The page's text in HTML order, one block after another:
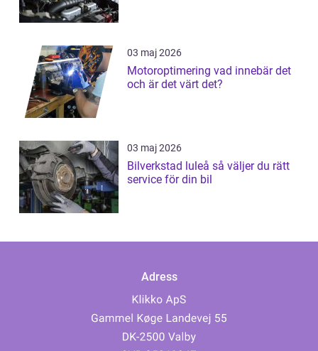
03 maj 2026
Motoroptimering vad innebär det
och är det värt det?
03 maj 2026
Bilverkstad luleå så väljer du rätt
service för din bil
Adress